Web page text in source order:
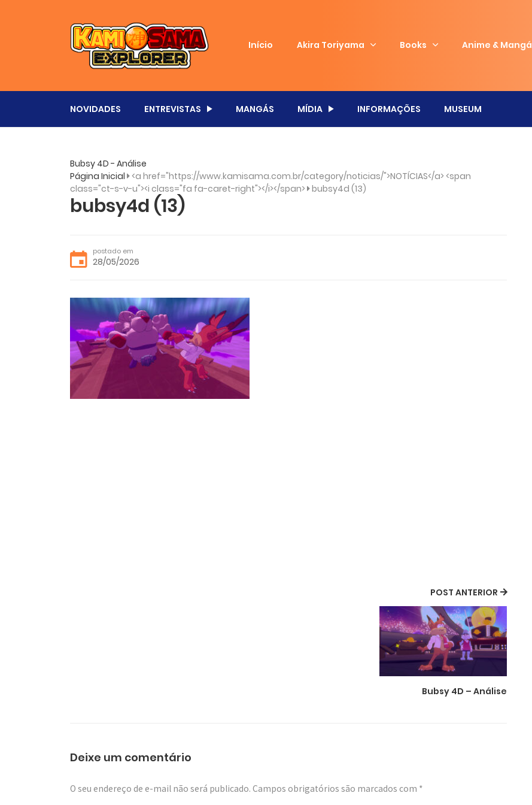
Início Akira Toriyama Books Anime & Mangá
NOVIDADES ENTREVISTAS MANGÁS MÍDIA INFORMAÇÕES MUSEUM
Bubsy 4D - Análise
Página Inicial <a href="https://www.kamisama.com.br/category/noticias/">NOTÍCIAS</a> <span
class="ct-s-v-u"><i class="fa fa-caret-right"></i></span> bubsy4d (13)
bubsy4d (13)
postado em
28/05/2026
POST ANTERIOR
Bubsy 4D – Análise
Deixe um comentário
O seu endereço de e-mail não será publicado. Campos obrigatórios são marcados com *